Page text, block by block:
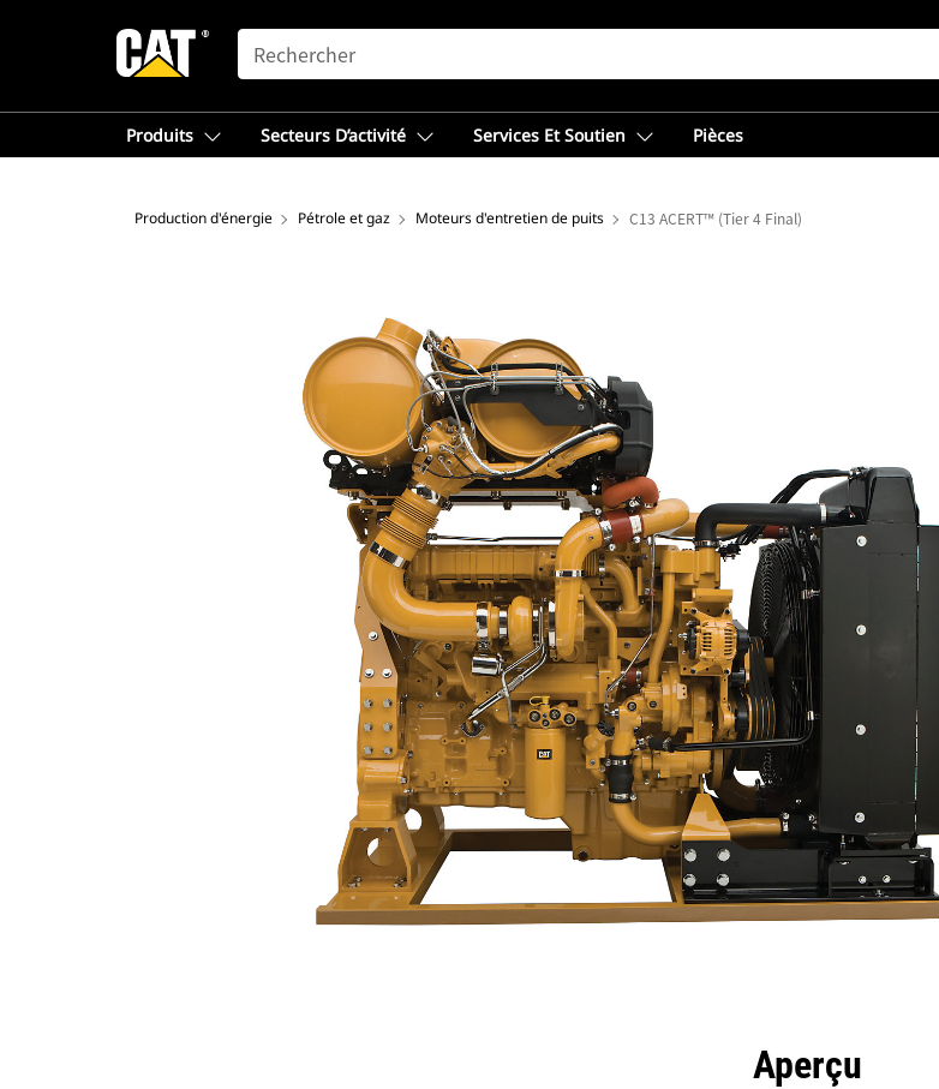
SEARCH
Produits Secteurs D’activité Services Et Soutien Pièces
Production d'énergie Pétrole et gaz Moteurs d'entretien de puits C13 ACERT™ (Tier 4 Final)
Aperçu